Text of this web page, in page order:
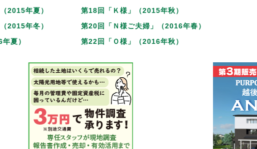
2015年夏）
第18回「Ｋ様」（2015年秋）
2015年冬）
第20回「Ｎ様ご夫婦」（2016年春）
夏）
第22回「Ｏ様」（2016年秋）